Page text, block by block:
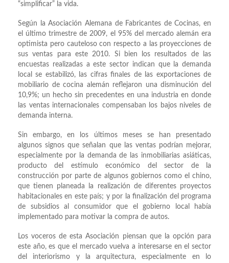
“simplificar” la vida.
Según la Asociación Alemana de Fabricantes de Cocinas, en
el último trimestre de 2009, el 95% del mercado alemán era
optimista pero cauteloso con respecto a las proyecciones de
sus ventas para este 2010. Si bien los resultados de las
encuestas realizadas a este sector indican que la demanda
local se estabilizó, las cifras finales de las exportaciones de
mobiliario de cocina alemán reflejaron una disminución del
10,9%; un hecho sin precedentes en una industria en donde
las ventas internacionales compensaban los bajos niveles de
demanda interna.
Sin embargo, en los últimos meses se han presentado
algunos signos que señalan que las ventas podrían mejorar,
especialmente por la demanda de las inmobiliarias asiáticas,
producto del estímulo económico del sector de la
construcción por parte de algunos gobiernos como el chino,
que tienen planeada la realización de diferentes proyectos
habitacionales en este país; y por la finalización del programa
de subsidios al consumidor que el gobierno local había
implementado para motivar la compra de autos.
Los voceros de esta Asociación piensan que la opción para
este año, es que el mercado vuelva a interesarse en el sector
del interiorismo y la arquitectura, especialmente en lo